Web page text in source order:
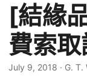
[結緣
費索取
July 9, 2018 · G. T.